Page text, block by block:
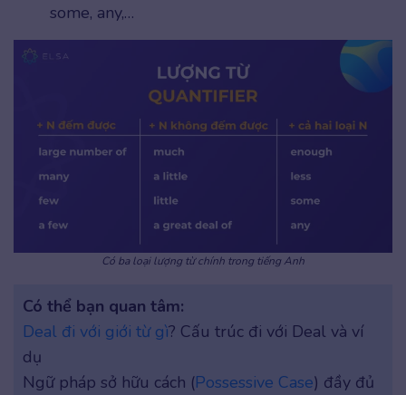
some, any,…
Có ba loại lượng từ chính trong tiếng Anh
Có thể bạn quan tâm:
Deal đi với giới từ gì? Cấu trúc đi với Deal và ví
dụ
Ngữ pháp sở hữu cách (Possessive Case) đầy đủ